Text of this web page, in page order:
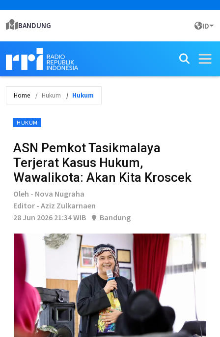
BANDUNG ID
Home Hukum Hukum
HUKUM
ASN Pemkot Tasikmalaya
Terjerat Kasus Hukum,
Wawalikota: Akan Kita Kroscek
Oleh - Nova Nugraha
Editor - Aziz Zulkarnaen
28 Jun 2026 21:34 WIB
Bandung